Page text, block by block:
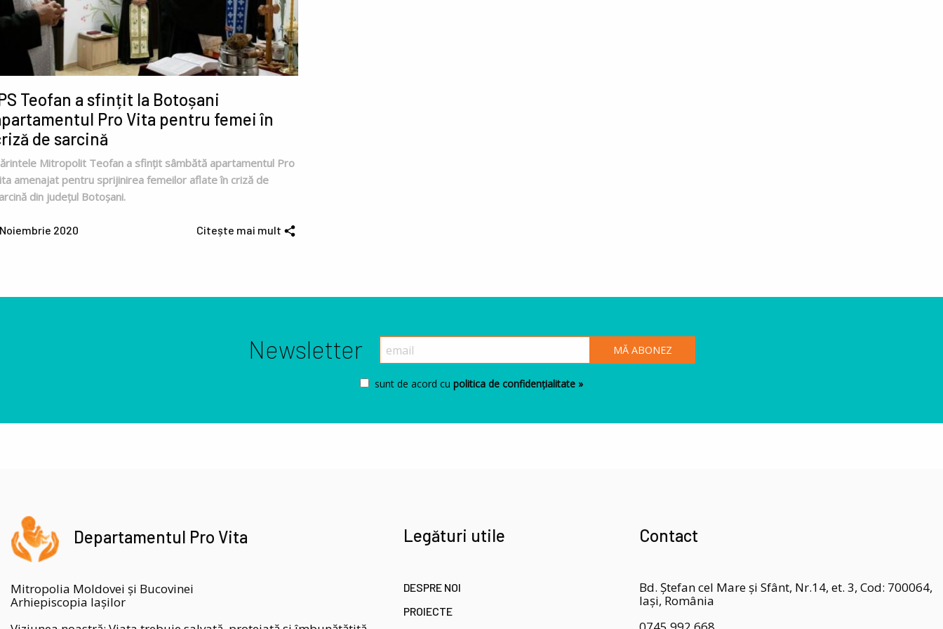
Teofan a sfințit la Botoșani
Pro Vita pentru femei în
de sarcină
Mitropolit Teofan a sfințit sâmbătă apartamentul Pro
amenajat pentru sprijinirea femeilor aflate în criză de
din județul Botoșani.
2020 Citește mai mult
Newsletter
sunt de acord cu politica de confidențialitate »
Departamentul Pro Vita
Mitropolia Moldovei și Bucovinei
Arhiepiscopia Iașilor
Legături utile
DESPRE NOI
PROIECTE
Contact
Bd. Ștefan cel Mare și Sfânt, Nr.14, et. 3, Cod: 700064,
Iași, România